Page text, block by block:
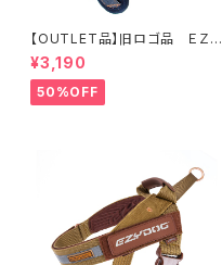
【OUTLET品】旧ロゴ品 ＥＺＹ
ＤＯＧ ハーネスＭ デニム
¥3,190
50%OFF